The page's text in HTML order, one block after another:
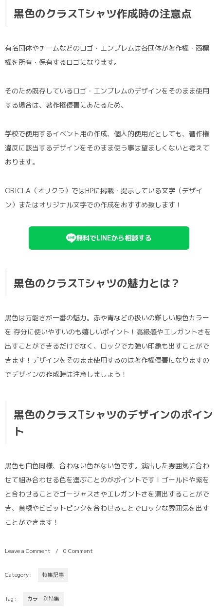
黒色のクラスTシャツ作成時の注意点
有名団体やチームなどのロゴ・エンブレムは各団体が著作権・商標
権を所有・保有するロゴになります。
そのため既存しているロゴ・エンブレムのデザインをそのまま使用
する場合は、著作権侵害にあたるため、
学校で使用するイベント用の作成、個人的使用だとしても、著作権
違反に該当するデザインをそのまま使う事は望ましくないと考えて
おります。
ORICLA（オリクラ）ではHPに掲載・提示している文字（デザイ
ン）またはオリジナル文字での作成をおすすめ致します！
無料でLINEから相談する
黒色のクラスTシャツの魅力とは？
黒色は万能さが一番の魅力。赤や青などの扱いの難しい原色カラー
を 存分に使いやすいのも嬉しいポイント！高級感やエレガントさを
出すことができるだけでなく、ロックで力強い印象も出すことがで
きます！デザインをそのまま使用するのは著作権侵害になりますの
でデザインの作成時は注意しましょう！
黒色のクラスTシャツのデザインのポイン
ト
黒色も白色同様、合わない色がない色です。演出した雰囲気に合わ
せて組み合わせる色を選ぶことのがポイントです！ゴールドや紫を
と合わせることでゴージャスさやエレガントさを演出することがで
き、黄緑やビビットピンクを合わせることでロックな雰囲気を出す
ことができます！
Leave a Comment 0 Comment
Category : 特集記事
Tag : カラー別特集